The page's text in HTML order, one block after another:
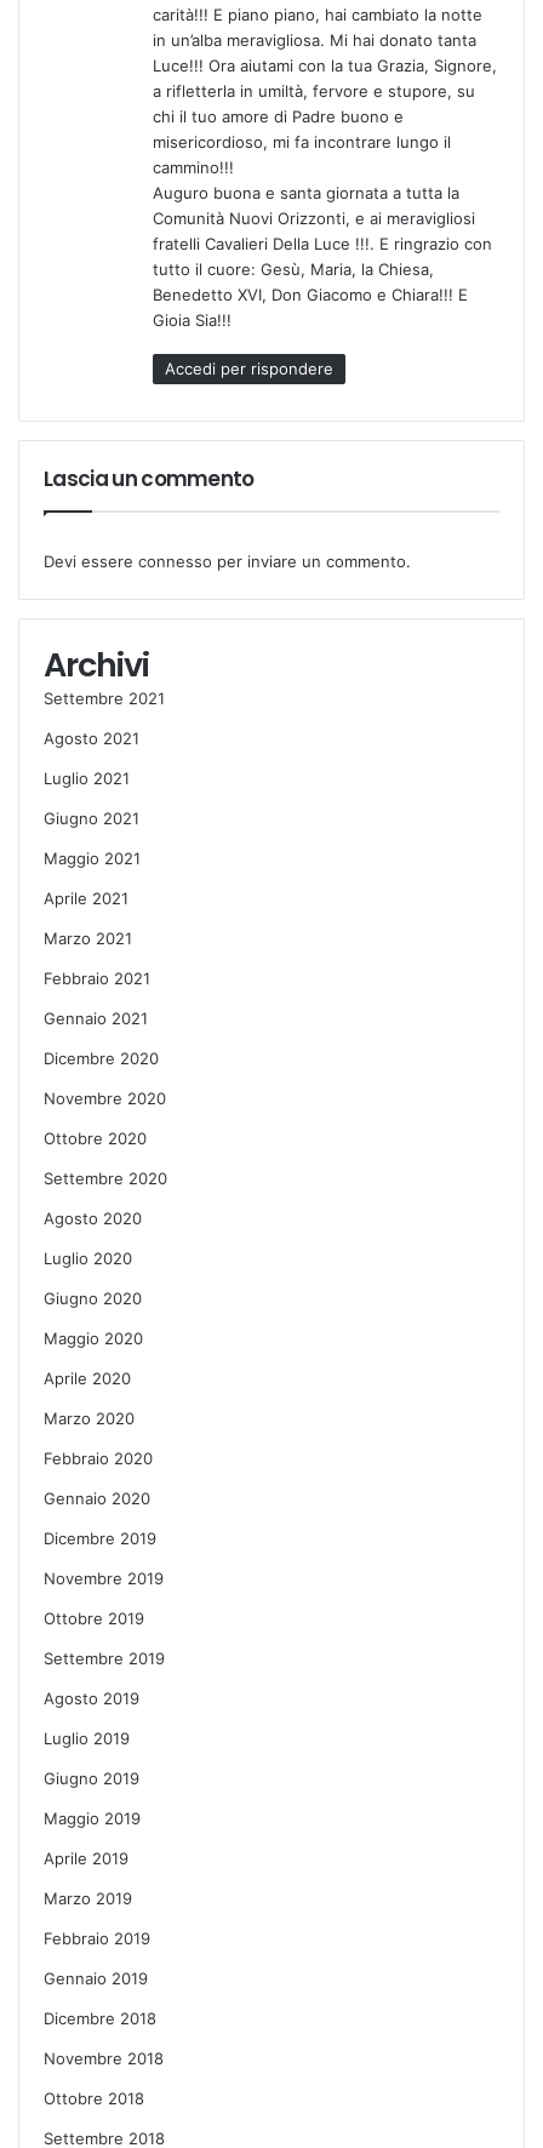
carità!!! E piano piano, hai cambiato la notte
in un’alba meravigliosa. Mi hai donato tanta
Luce!!! Ora aiutami con la tua Grazia, Signore,
a rifletterla in umiltà, fervore e stupore, su
chi il tuo amore di Padre buono e
misericordioso, mi fa incontrare lungo il
cammino!!!
Auguro buona e santa giornata a tutta la
Comunità Nuovi Orizzonti, e ai meravigliosi
fratelli Cavalieri Della Luce !!!. E ringrazio con
tutto il cuore: Gesù, Maria, la Chiesa,
Benedetto XVI, Don Giacomo e Chiara!!! E
Gioia Sia!!!
Accedi per rispondere
Lascia un commento
Devi essere connesso per inviare un commento.
Archivi
Settembre 2021
Agosto 2021
Luglio 2021
Giugno 2021
Maggio 2021
Aprile 2021
Marzo 2021
Febbraio 2021
Gennaio 2021
Dicembre 2020
Novembre 2020
Ottobre 2020
Settembre 2020
Agosto 2020
Luglio 2020
Giugno 2020
Maggio 2020
Aprile 2020
Marzo 2020
Febbraio 2020
Gennaio 2020
Dicembre 2019
Novembre 2019
Ottobre 2019
Settembre 2019
Agosto 2019
Luglio 2019
Giugno 2019
Maggio 2019
Aprile 2019
Marzo 2019
Febbraio 2019
Gennaio 2019
Dicembre 2018
Novembre 2018
Ottobre 2018
Settembre 2018